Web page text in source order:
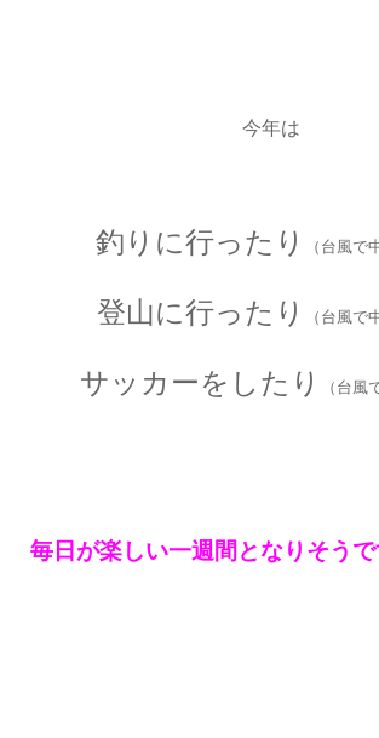
今年は
釣りに行ったり （台風で
登山に行ったり （台風で
サッカーをしたり （台風
毎日が楽しい一週間となりそうで